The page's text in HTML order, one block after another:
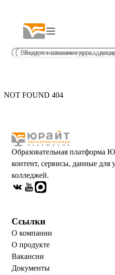
NOT FOUND 404
Образовательная платформа
контент, сервисы, данные для
колледжей.
Ссылки
О компании
О продукте
Вакансии
Документы